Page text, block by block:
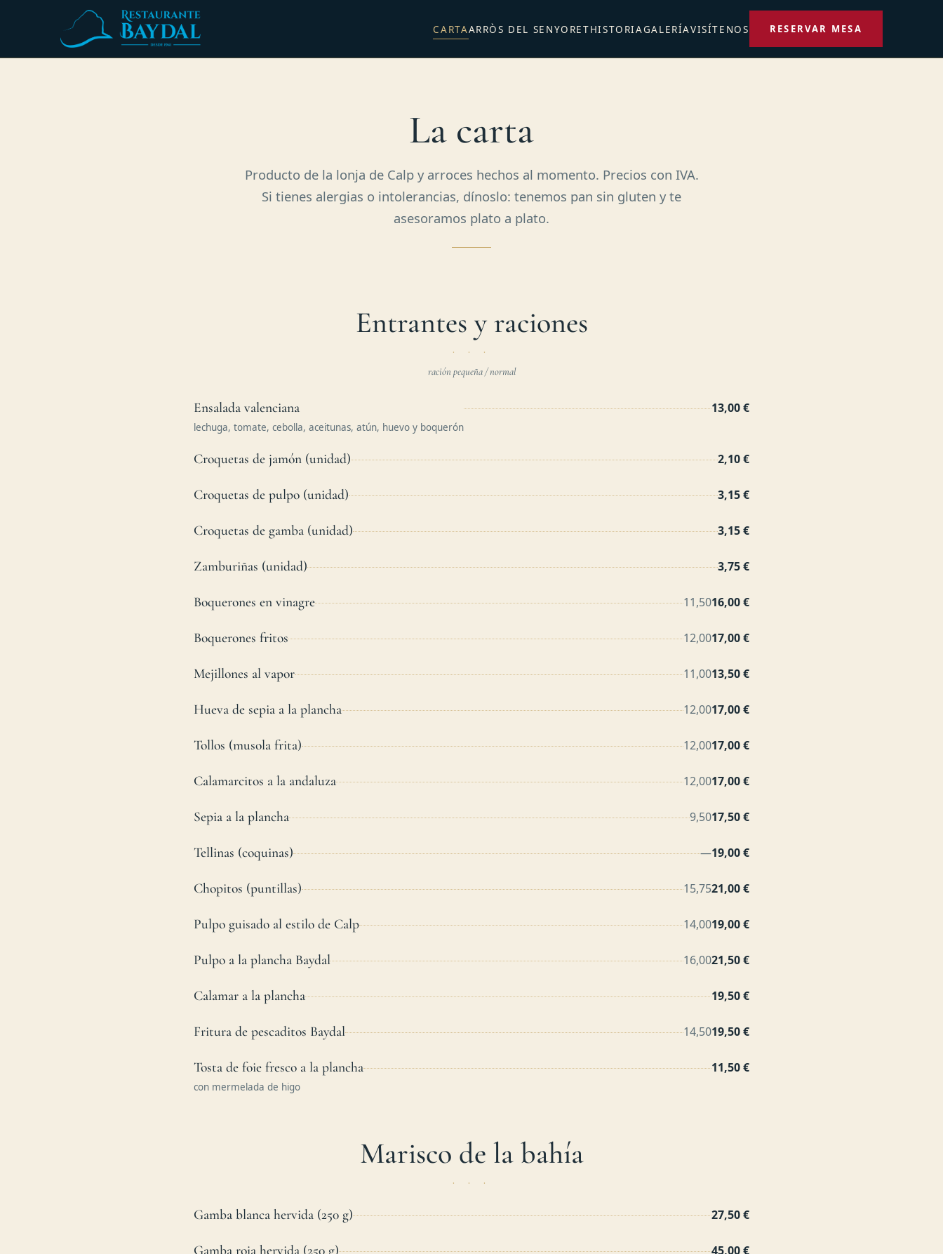
CARTAARRÒS DEL SENYORETHISTORIAGALERÍAVISÍTENOS RESERVAR MESA
La carta
Producto de la lonja de Calp y arroces hechos al momento. Precios con IVA.
Si tienes alergias o intolerancias, dínoslo: tenemos pan sin gluten y te
asesoramos plato a plato.
Entrantes y raciones
ración pequeña / normal
Ensalada valenciana
lechuga, tomate, cebolla, aceitunas, atún, huevo y boquerón
13,00 €
Croquetas de jamón (unidad) 2,10 €
Croquetas de pulpo (unidad) 3,15 €
Croquetas de gamba (unidad) 3,15 €
Zamburiñas (unidad) 3,75 €
Boquerones en vinagre 11,5016,00 €
Boquerones fritos 12,0017,00 €
Mejillones al vapor 11,0013,50 €
Hueva de sepia a la plancha 12,0017,00 €
Tollos (musola frita) 12,0017,00 €
Calamarcitos a la andaluza 12,0017,00 €
Sepia a la plancha 9,5017,50 €
Tellinas (coquinas) —19,00 €
Chopitos (puntillas) 15,7521,00 €
Pulpo guisado al estilo de Calp 14,0019,00 €
Pulpo a la plancha Baydal 16,0021,50 €
Calamar a la plancha 19,50 €
Fritura de pescaditos Baydal 14,5019,50 €
Tosta de foie fresco a la plancha
con mermelada de higo
11,50 €
Marisco de la bahía
Gamba blanca hervida (250 g) 27,50 €
Gamba roja hervida (250 g) 45,00 €